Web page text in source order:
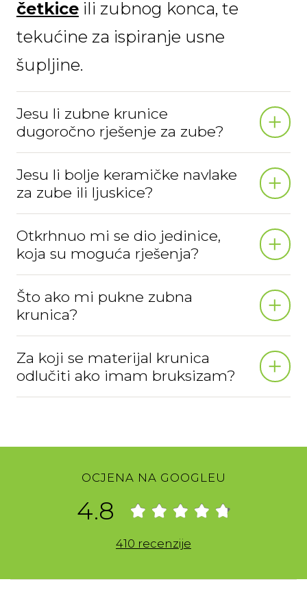
četkiceili zubnog konca, te
tekućine za ispiranje usne
šupljine.
Jesu li zubne krunice
dugoročno rješenje za zube?
Jesu li bolje keramičke navlake
za zube ili ljuskice?
Otkrhnuo mi se dio jedinice,
koja su moguća rješenja?
Što ako mi pukne zubna
krunica?
Za koji se materijal krunica
odlučiti ako imam bruksizam?
OCJENA NA GOOGLEU
4.8
410 recenzije